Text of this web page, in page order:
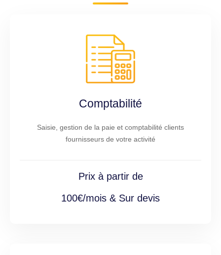
Comptabilité
Saisie, gestion de la paie et comptabilité clients
fournisseurs de votre activité
Prix à partir de
100€/mois & Sur devis